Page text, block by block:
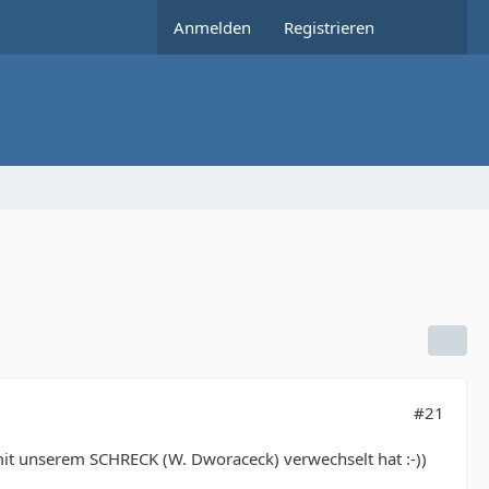
Anmelden Registrieren
#21
unserem SCHRECK (W. Dworaceck) verwechselt hat :-))